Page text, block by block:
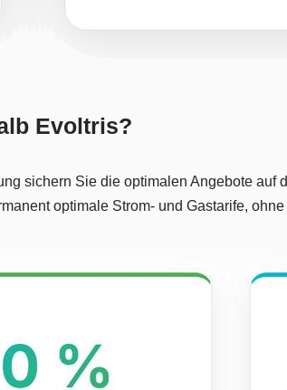
Evoltris?
sichern Sie die optimalen Angebote auf
optimale Strom- und Gastarife,